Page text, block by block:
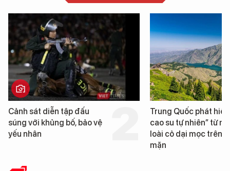
Trung Quốc phát hiện “mỏ
cao su tự nhiên” từ một
loài cỏ dại mọc trên đất
Loạt dự án bất
Đà Nẵng sắp bị